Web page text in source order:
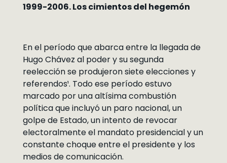
1999-2006. Los cimientos del hegemón
En el período que abarca entre la llegada de
Hugo Chávez al poder y su segunda
reelección se produjeron siete elecciones y
referendos¹. Todo ese período estuvo
marcado por una altísima combustión
política que incluyó un paro nacional, un
golpe de Estado, un intento de revocar
electoralmente el mandato presidencial y un
constante choque entre el presidente y los
medios de comunicación.